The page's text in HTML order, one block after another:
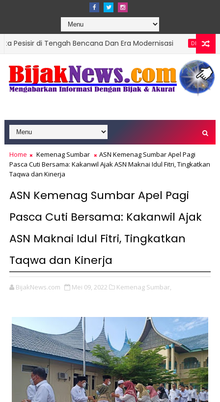
Bencana Dan Era Modernisasi DPRD SUMBAR
Ketua
Home Kemenag Sumbar
ASN Kemenag Sumbar Apel Pagi
Pasca Cuti Bersama: Kakanwil Ajak ASN Maknai Idul Fitri, Tingkatkan
Taqwa dan Kinerja
ASN Kemenag Sumbar Apel Pagi
Pasca Cuti Bersama: Kakanwil Ajak
ASN Maknai Idul Fitri, Tingkatkan
Taqwa dan Kinerja
BijakNews.com Mei 09, 2022 Kemenag Sumbar,